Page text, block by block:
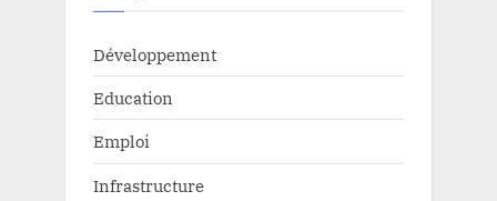
Développement
Education
Emploi
Infrastructure